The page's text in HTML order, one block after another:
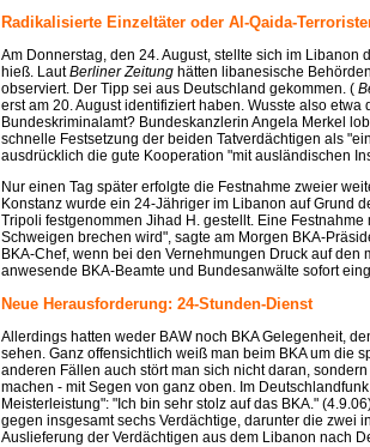
Radikalisierte Einzeltäter oder Al-Qaida-
Am Donnerstag, den 24. August, stellte sich im
hieß. LautBerliner Zeitung hätten libanesische
observiert. Der Tipp sei aus Deutschland gekommen. (
erst am 20. August identifiziert haben. Wusste also
Bundeskriminalamt? Bundeskanzlerin Angela Merkel
schnelle Festsetzung der beiden Tatverdächtigen als
ausdrücklich die gute Kooperation "mit ausländischen
Nur einen Tag später erfolgte die Festnahme zweier
Konstanz wurde ein 24-Jähriger im Libanon auf Grund
Tripoli festgenommen Jihad H. gestellt. Eine
Schweigen brechen wird", sagte am Morgen BKA-
BKA-Chef, wenn bei den Vernehmungen Druck auf
anwesende BKA-Beamte und Bundesanwälte sofort
Neue Herausforderung: 24-Stunden-Dienst
Allerdings hatten weder BAW noch BKA Gelegenheit,
sehen. Ganz offensichtlich weiß man beim BKA um die
anderen Fällen auch stört man sich nicht daran,
machen - mit Segen von ganz oben. Im
Meisterleistung": "Ich bin sehr stolz auf das BKA."
gegen insgesamt sechs Verdächtige, darunter die zwei
Auslieferung der Verdächtigen aus dem Libanon nach